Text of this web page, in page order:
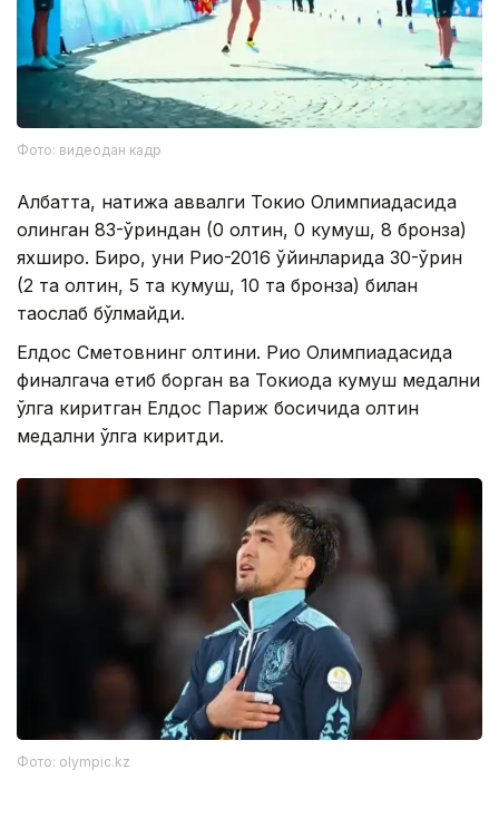
Фото: видеодан кадр
Албатта, натижа аввалги Токио Олимпиадасида
олинган 83-ўриндан (0 олтин, 0 кумуш, 8 бронза)
яхшироқ. Бироқ, уни Рио-2016 ўйинларида 30-ўрин
(2 та олтин, 5 та кумуш, 10 та бронза) билан
таққослаб бўлмайди.
Елдос Сметовнинг олтини. Рио Олимпиадасида
финалгача етиб борган ва Токиода кумуш медални
қўлга киритган Елдос Париж босқичида олтин
медални қўлга киритди.
Фото: olympic.kz